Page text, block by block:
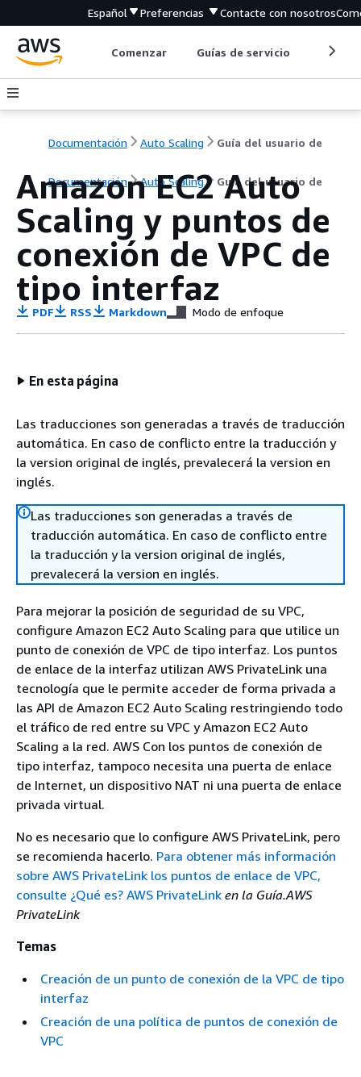
Español Preferencias Contacte con nosotros
Comenzar Guías de servicio
Documentación Auto Scaling Guía del usuario de
Documentación Auto Scaling Guía del usuario de
Amazon EC2 Auto
Scaling y puntos de
conexión de VPC de
tipo interfaz
PDF RSS Markdown Modo de enfoque
En esta página
Las traducciones son generadas a través de traducción
automática. En caso de conflicto entre la traducción y
la version original de inglés, prevalecerá la version en
inglés.
Las traducciones son generadas a través de
traducción automática. En caso de conflicto entre
la traducción y la version original de inglés,
prevalecerá la version en inglés.
Para mejorar la posición de seguridad de su VPC,
configure Amazon EC2 Auto Scaling para que utilice un
punto de conexión de VPC de tipo interfaz. Los puntos
de enlace de la interfaz utilizan AWS PrivateLink una
tecnología que le permite acceder de forma privada a
las API de Amazon EC2 Auto Scaling restringiendo todo
el tráfico de red entre su VPC y Amazon EC2 Auto
Scaling a la red. AWS Con los puntos de conexión de
tipo interfaz, tampoco necesita una puerta de enlace
de Internet, un dispositivo NAT ni una puerta de enlace
privada virtual.
No es necesario que lo configure AWS PrivateLink, pero
se recomienda hacerlo. Para obtener más información
sobre AWS PrivateLink los puntos de enlace de VPC,
consulte ¿Qué es? AWS PrivateLink en la Guía.AWS
PrivateLink
Temas
Creación de un punto de conexión de la VPC de tipo
interfaz
Creación de una política de puntos de conexión de
VPC